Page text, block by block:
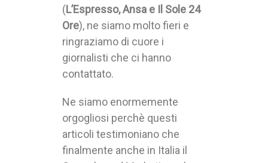
(L’Espresso, Ansa e Il Sole 24
Ore), ne siamo molto fieri e
ringraziamo di cuore i
giornalisti che ci hanno
contattato.
Ne siamo enormemente
orgogliosi perchè questi
articoli testimoniano che
finalmente anche in Italia il